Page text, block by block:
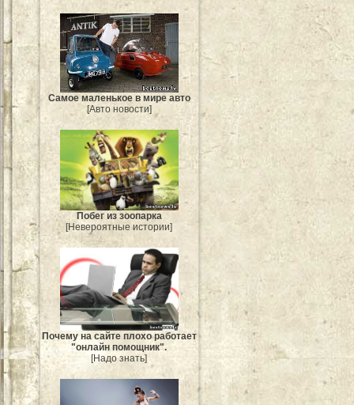
Самое маленькое в мире авто
[Авто новости]
Побег из зоопарка
[Невероятные истории]
Почему на сайте плохо работает
"онлайн помощник".
[Надо знать]